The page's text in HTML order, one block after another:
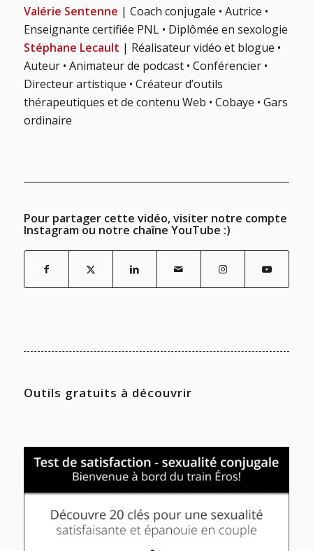
Valérie Sentenne | Coach conjugale • Autrice •
Enseignante certifiée PNL • Diplômée en sexologie
Stéphane Lecault | Réalisateur vidéo et blogue •
Auteur • Animateur de podcast • Conférencier •
Directeur artistique • Créateur d’outils
thérapeutiques et de contenu Web • Cobaye • Gars
ordinaire
Pour partager cette vidéo, visiter notre compte
Instagram ou notre chaîne YouTube :)
Outils gratuits à découvrir